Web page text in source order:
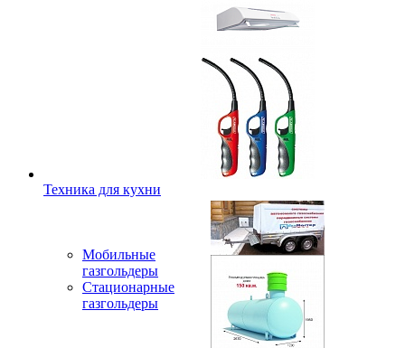
Техника для кухни
Мобильные
газгольдеры
Стационарные
газгольдеры